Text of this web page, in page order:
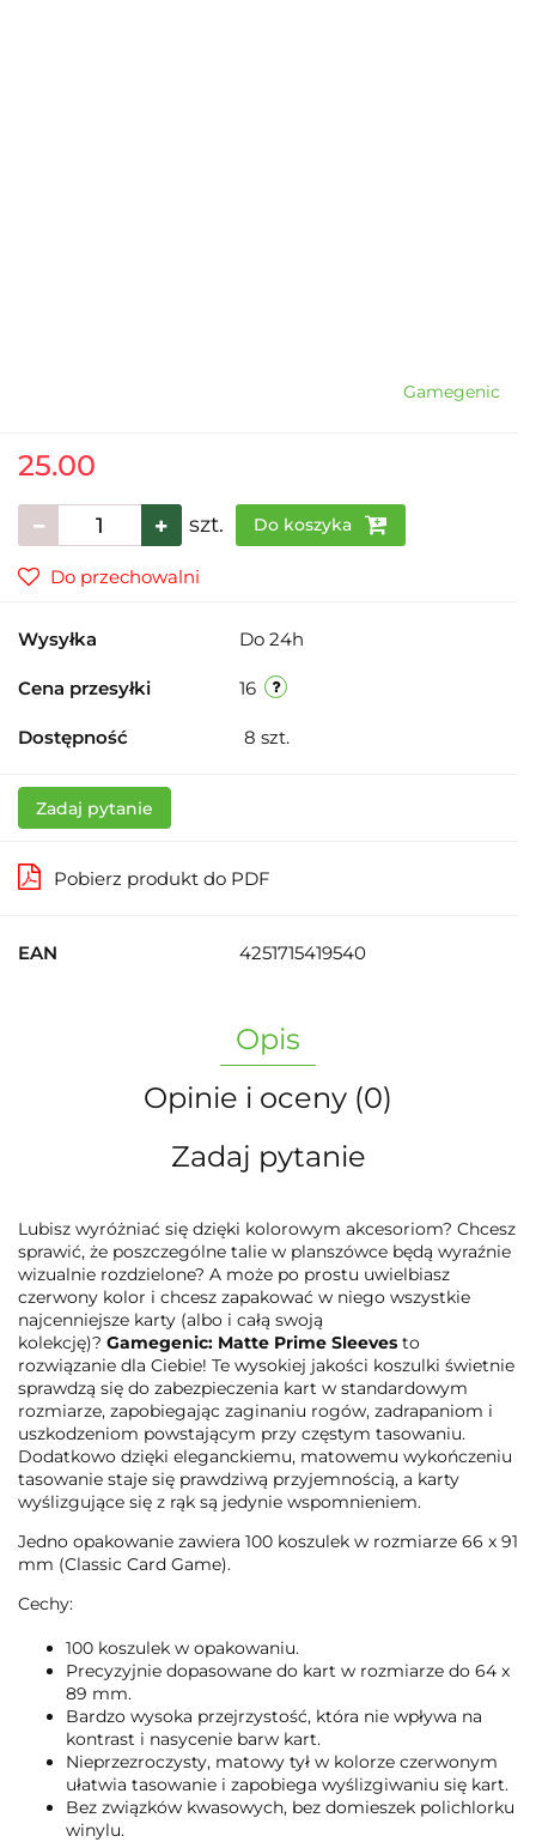
Gamegenic
25.00
szt. Do koszyka
Do przechowalni
Wysyłka Do 24h
Cena przesyłki 16
Dostępność 8 szt.
Zadaj pytanie
Pobierz produkt do PDF
EAN 4251715419540
Opis
Opinie i oceny (0)
Zadaj pytanie
Lubisz wyróżniać się dzięki kolorowym akcesoriom? Chcesz
sprawić, że poszczególne talie w planszówce będą wyraźnie
wizualnie rozdzielone? A może po prostu uwielbiasz
czerwony kolor i chcesz zapakować w niego wszystkie
najcenniejsze karty (albo i całą swoją
kolekcję)? Gamegenic: Matte Prime Sleeves to
rozwiązanie dla Ciebie! Te wysokiej jakości koszulki świetnie
sprawdzą się do zabezpieczenia kart w standardowym
rozmiarze, zapobiegając zaginaniu rogów, zadrapaniom i
uszkodzeniom powstającym przy częstym tasowaniu.
Dodatkowo dzięki eleganckiemu, matowemu wykończeniu
tasowanie staje się prawdziwą przyjemnością, a karty
wyślizgujące się z rąk są jedynie wspomnieniem.
Jedno opakowanie zawiera 100 koszulek w rozmiarze 66 x 91
mm (Classic Card Game).
Cechy:
100 koszulek w opakowaniu.
Precyzyjnie dopasowane do kart w rozmiarze do 64 x
89 mm.
Bardzo wysoka przejrzystość, która nie wpływa na
kontrast i nasycenie barw kart.
Nieprzezroczysty, matowy tył w kolorze czerwonym
ułatwia tasowanie i zapobiega wyślizgiwaniu się kart.
Bez związków kwasowych, bez domieszek polichlorku
winylu.